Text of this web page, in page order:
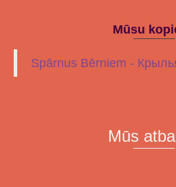
Mūsu
Spārnus Bērniem -
Mūs